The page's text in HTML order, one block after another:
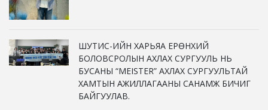
ШУТИС-ИЙН ХАРЬЯА ЕРӨНХИЙ
БОЛОВСРОЛЫН АХЛАХ СУРГУУЛЬ НЬ
БУСАНЫ “MEISTER” АХЛАХ СУРГУУЛЬТАЙ
ХАМТЫН АЖИЛЛАГААНЫ САНАМЖ БИЧИГ
БАЙГУУЛАВ.